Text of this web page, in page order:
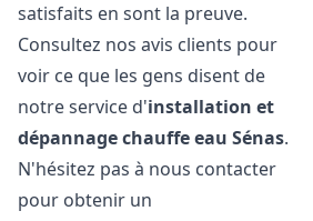
satisfaits en sont la preuve.
Consultez nos avis clients pour
voir ce que les gens disent de
notre service d'installation et
dépannage chauffe eau Sénas.
N'hésitez pas à nous contacter
pour obtenir un